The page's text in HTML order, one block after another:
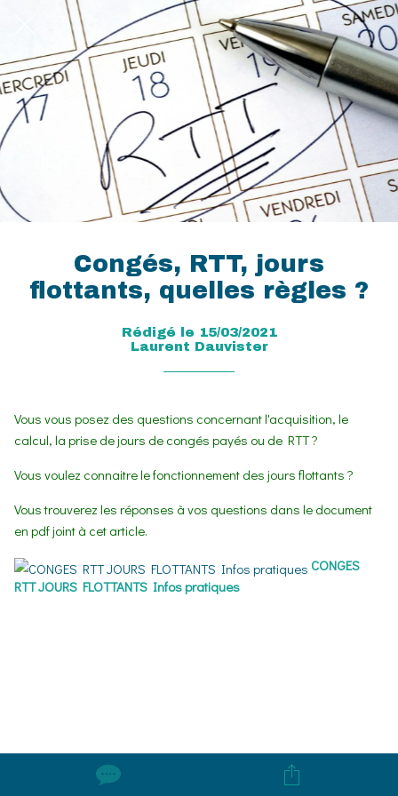
Congés, RTT, jours
flottants, quelles règles ?
Rédigé le 15/03/2021
Laurent Dauvister
Vous vous posez des questions concernant l'acquisition, le
calcul, la prise de jours de congés payés ou de RTT ?
Vous voulez connaitre le fonctionnement des jours flottants ?
Vous trouverez les réponses à vos questions dans le document
en pdf joint à cet article.
CONGES
RTT JOURS FLOTTANTS Infos pratiques